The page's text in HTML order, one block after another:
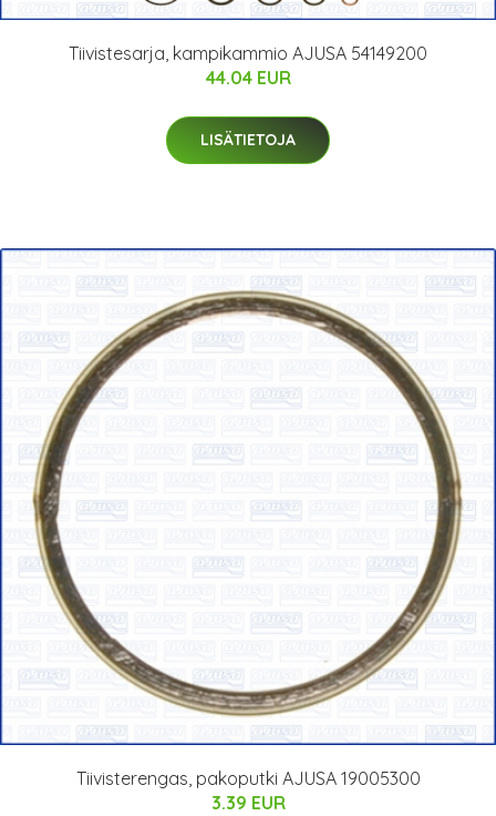
Tiivistesarja, kampikammio AJUSA 54149200
44.04 EUR
LISÄTIETOJA
Tiivisterengas, pakoputki AJUSA 19005300
3.39 EUR